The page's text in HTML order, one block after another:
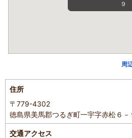
９
周
住所
〒779-4302
徳島県美馬郡つるぎ町一宇字赤松６－
交通アクセス